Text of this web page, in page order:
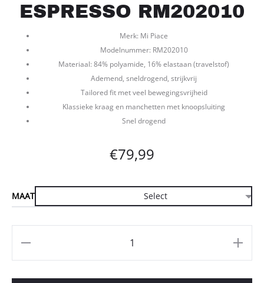
ESPRESSO RM202010
Merk: Mi Piace
Modelnummer: RM202010
Materiaal: 84% polyamide, 16% elastaan (travelstof)
Ademend, sneldrogend, strijkvrij
Tailored fit met veel bewegingsvrijheid
Klassieke kraag en manchetten met knoopsluiting
Snel drogend
€79,99
MAAT